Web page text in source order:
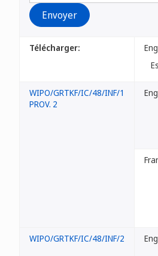
Télécharger:
WIPO/GRTKF/IC/48/INF/1
PROV. 2
WIPO/GRTKF/IC/48/INF/2